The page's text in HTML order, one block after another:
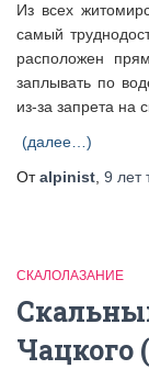
Из всех
самый
расположен
заплывать по
из-за запрета на
(далее…)
Отalpinist 9 лет
СКАЛОЛАЗАНИЕ